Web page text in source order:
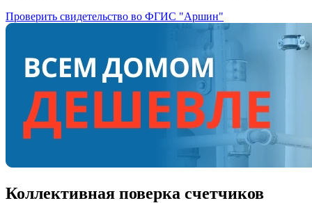
Проверить свидетельство во ФГИС "Аршин"
Коллективная поверка счетчиков